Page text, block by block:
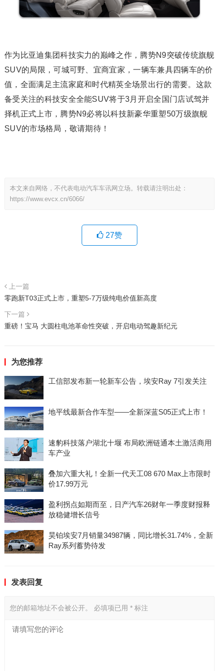
作为比亚迪集团科技实力的巅峰之作，腾势N9突破传统旗舰
SUV的局限，可城可野、宜商宜家，一辆车兼具四辆车的价
值，全面满足主流家庭和时代精英全场景出行的需要。这款
备受关注的科技安全全能SUV将于3月开启全国门店试驾并
择机正式上市，腾势N9必将以科技新豪华重塑50万级旗舰
SUV的市场格局，敬请期待！
本文来自网络，不代表电动汽车车讯网立场。转载请注明出处：
https://www.evcx.cn/6066/
27赞
上一篇
零跑新T03正式上市，重塑5-7万级纯电价值新高度
下一篇
重磅！宝马 大圆柱电池革命性突破，开启电动驾趣新纪元
为您推荐
工信部发布新一轮新车公告，埃安Ray 7引发关注
地平线最新合作车型——全新深蓝S05正式上市！
速豹科技落户湖北十堰 布局欧洲链通本土激活商用
车产业
叠加六重大礼！全新一代天工08 670 Max上市限时
价17.99万元
盈利拐点如期而至，日产汽车26财年一季度财报释
放稳健增长信号
昊铂埃安7月销量34987辆，同比增长31.74%，全新
Ray系列蓄势待发
发表回复
您的邮箱地址不会被公开。 必填项已用 *标注